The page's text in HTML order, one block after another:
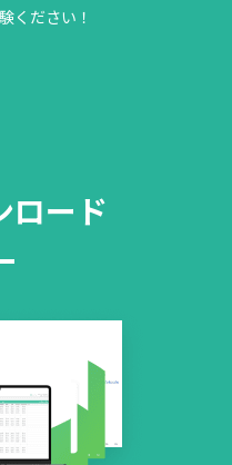
ください！
ロード